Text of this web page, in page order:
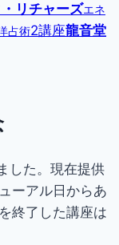
リチャーズエネ
占術2講座龍音堂
した。現在提供
ーアル日からあ
終了した講座は